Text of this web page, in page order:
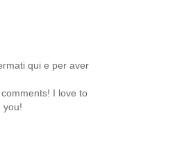
qui e per aver
I love to
you!